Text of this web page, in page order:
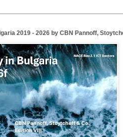
2019 - 2026 by CBN Pannoff,